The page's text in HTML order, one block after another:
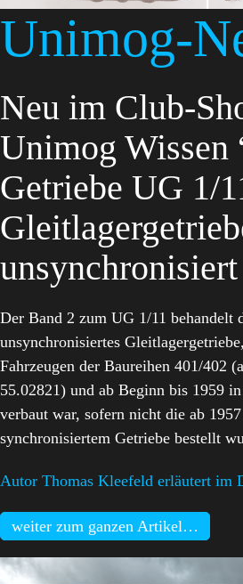
Unimog-
Neu im Club-
Unimog Wissen
Getriebe UG 1/
unsynchronisiert
Der Band 2 zum UG 1/11 behandelt
unsynchronisiertes
Fahrzeugen der Baureihen 401/402
55.02821) und ab Beginn bis 1959
verbaut war, sofern nicht die ab
synchronisiertem Getriebe bestellt
Autor Thomas Kleefeld erläutert im
weiter zum ganzen Artikel…